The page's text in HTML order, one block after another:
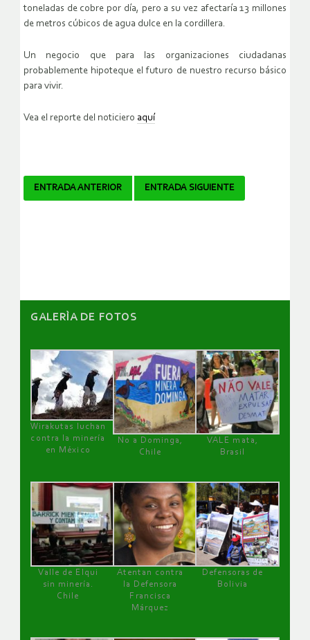
toneladas de cobre por día, pero a su vez afectaría 13 millones
de metros cúbicos de agua dulce en la cordillera.
Un negocio que para las organizaciones ciudadanas
probablemente hipoteque el futuro de nuestro recurso básico
para vivir.
Vea el reporte del noticiero aquí
Navegador
ENTRADA ANTERIOR ENTRADA SIGUIENTE
GALERÌA DE FOTOS
Wirakutas luchan
contra la minería
en México
No a Dominga,
Chile
VALE mata,
Brasil
Valle de Elqui
sin minería.
Chile
Atentan contra
la Defensora
Francisca
Márquez
Defensoras de
Bolivia